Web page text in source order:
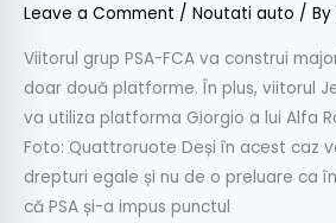
Leave a Comment / Noutati auto / By
Viitorul grup PSA-FCA va construi
doar două platforme. În plus, viitorul
va utiliza platforma Giorgio a lui Alfa
Foto: Quattroruote Deși în acest caz
drepturi egale și nu de o preluare ca
că PSA și-a impus punctul